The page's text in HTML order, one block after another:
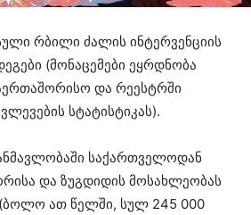
რბილი ძალის ინტერვენციის
(მონაცემები ეყრდნობა
და რეესტრში
სტატისტიკას).
საქართველოდან
და ზუგდიდის მოსახლეობას
ათ წელში, სულ 245 000